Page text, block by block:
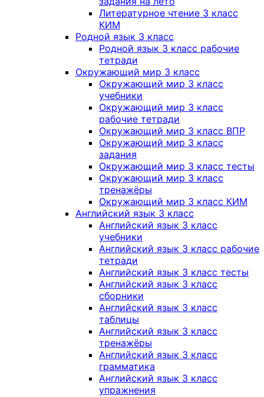
Литературное чтение 3 класс
КИМ
Родной язык 3 класс
Родной язык 3 класс рабочие
тетради
Окружающий мир 3 класс
Окружающий мир 3 класс
учебники
Окружающий мир 3 класс
рабочие тетради
Окружающий мир 3 класс ВПР
Окружающий мир 3 класс
задания
Окружающий мир 3 класс тесты
Окружающий мир 3 класс
тренажёры
Окружающий мир 3 класс КИМ
Английский язык 3 класс
Английский язык 3 класс
учебники
Английский язык 3 класс рабочие
тетради
Английский язык 3 класс тесты
Английский язык 3 класс
сборники
Английский язык 3 класс
таблицы
Английский язык 3 класс
тренажёры
Английский язык 3 класс
грамматика
Английский язык 3 класс
упражнения